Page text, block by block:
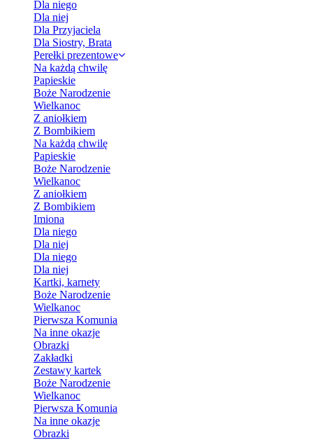
Dla niego
Dla niej
Dla Przyjaciela
Dla Siostry, Brata
Perełki prezentowe
Na każdą chwilę
Papieskie
Boże Narodzenie
Wielkanoc
Z aniołkiem
Z Bombikiem
Na każdą chwilę
Papieskie
Boże Narodzenie
Wielkanoc
Z aniołkiem
Z Bombikiem
Imiona
Dla niego
Dla niej
Dla niego
Dla niej
Kartki, karnety
Boże Narodzenie
Wielkanoc
Pierwsza Komunia
Na inne okazje
Obrazki
Zakładki
Zestawy kartek
Boże Narodzenie
Wielkanoc
Pierwsza Komunia
Na inne okazje
Obrazki